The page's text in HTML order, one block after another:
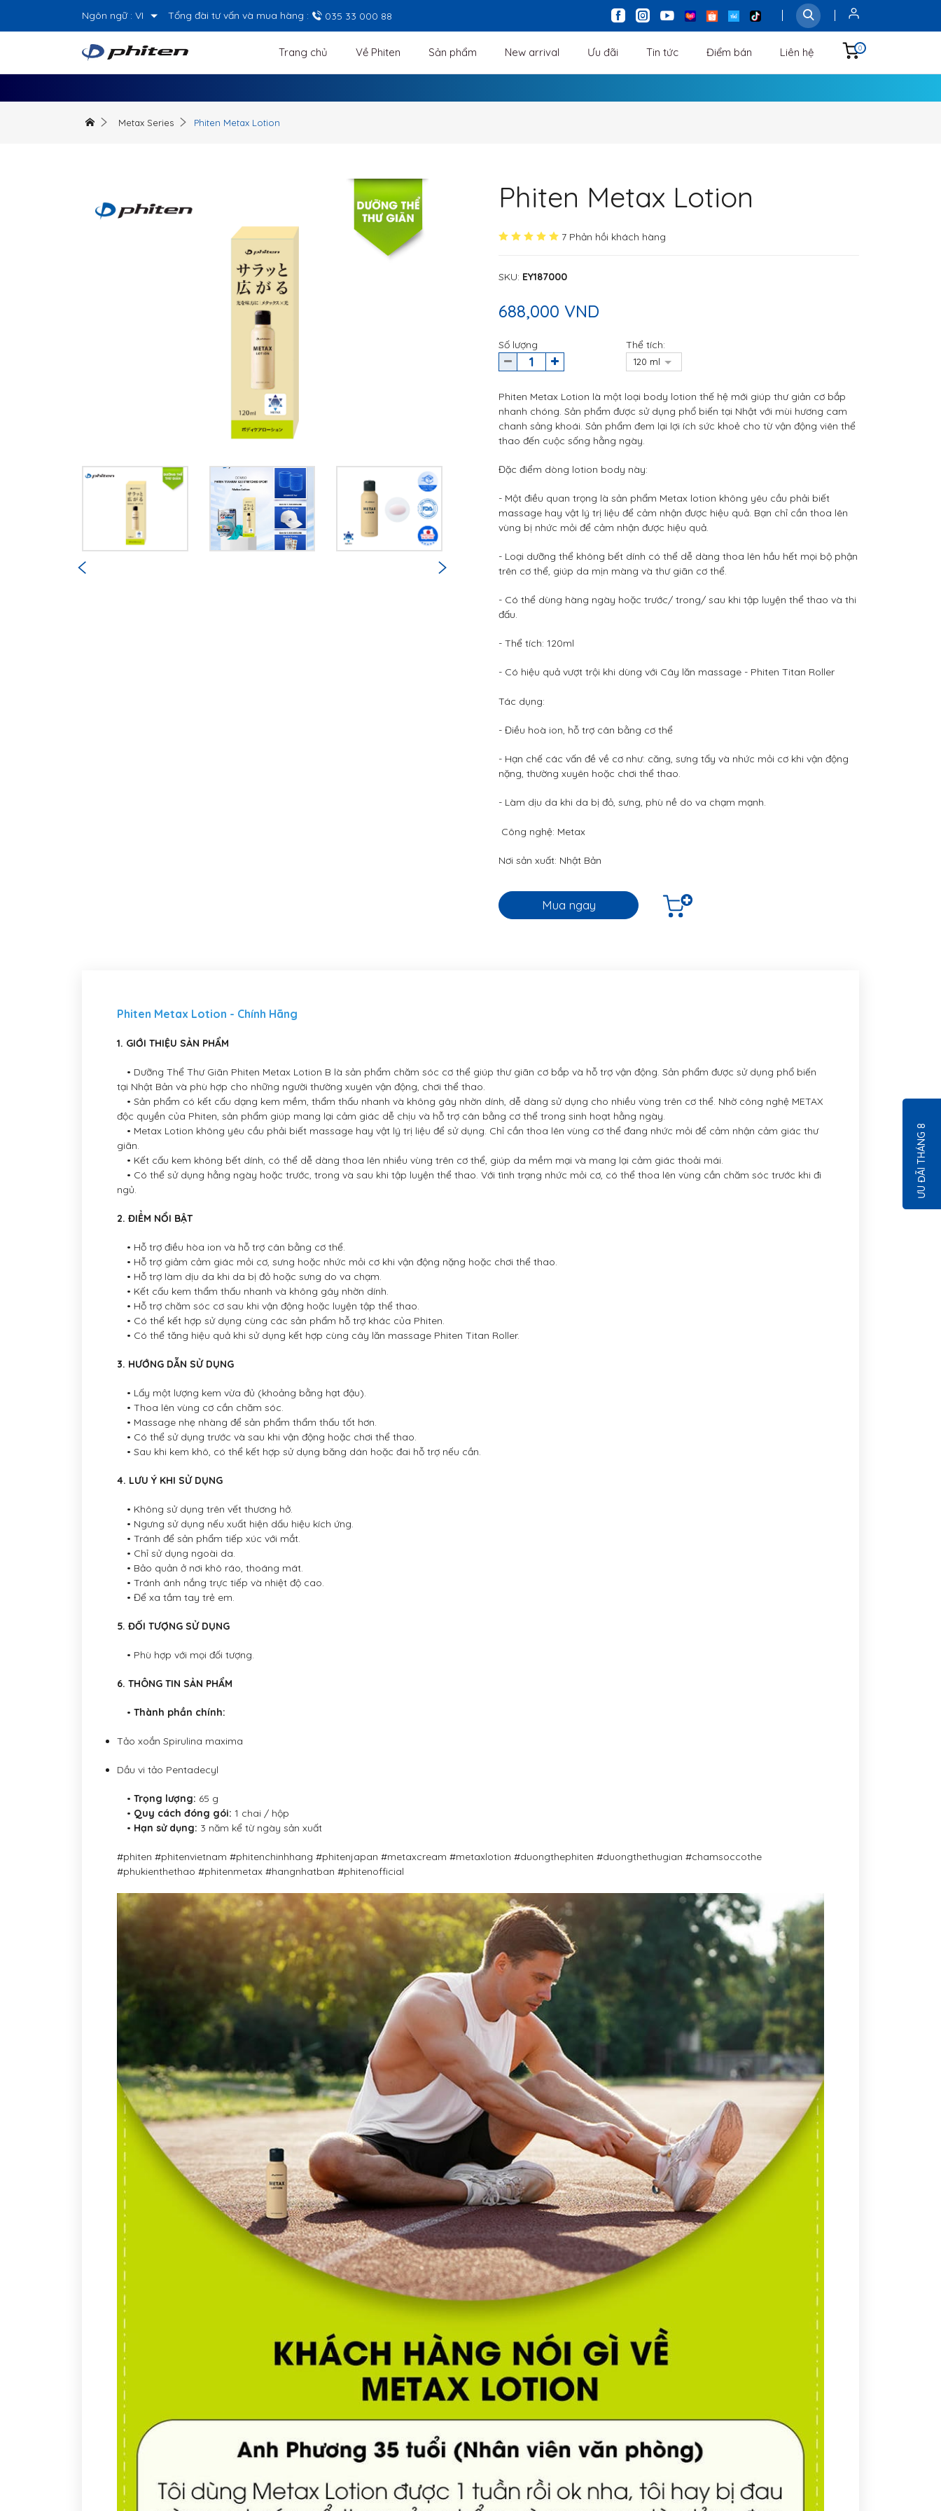
Ngôn ngữ : VI Tổng đài tư vấn và mua hàng : 035 33 000 88
Trang chủ Về Phiten Sản phẩm New arrival Ưu đãi Tin tức Điểm bán Liên hệ 0
Metax Series Phiten Metax Lotion
Phiten Metax Lotion
7 Phản hồi khách hàng
SKU: EY187000
688,000 VND
Số lượng Thể tích:
Phiten Metax Lotion là một loại body lotion thế hệ mới giúp thư giản cơ bắp
nhanh chóng. Sản phẩm được sử dụng phổ biến tại Nhật với mùi hương cam
chanh sảng khoái. Sản phẩm đem lại lợi ích sức khoẻ cho từ vận động viên thể
thao đến cuộc sống hằng ngày.
Đặc điểm dòng lotion body này:
- Một điều quan trọng là sản phẩm Metax lotion không yêu cầu phải biết
massage hay vật lý trị liệu để cảm nhận được hiệu quả. Bạn chỉ cần thoa lên
vùng bị nhức mỏi để cảm nhận được hiệu quả.
- Loại dưỡng thể không bết dính có thể dễ dàng thoa lên hầu hết mọi bộ phận
trên cơ thể, giúp da mịn màng và thư giãn cơ thể.
- Có thể dùng hàng ngày hoặc trước/ trong/ sau khi tập luyện thể thao và thi
đấu.
- Thể tích: 120ml
- Có hiệu quả vượt trội khi dùng với Cây lăn massage - Phiten Titan Roller
Tác dụng:
- Điều hoà ion, hỗ trợ cân bằng cơ thể
- Hạn chế các vấn đề về cơ như: căng, sưng tấy và nhức mỏi cơ khi vận động
nặng, thường xuyên hoặc chơi thể thao.
- Làm dịu da khi da bị đỏ, sưng, phù nề do va chạm mạnh.
Công nghệ: Metax
Nơi sản xuất: Nhật Bản
Mua ngay
Phiten Metax Lotion - Chính Hãng
1. GIỚI THIỆU SẢN PHẨM
• Dưỡng Thể Thư Giãn Phiten Metax Lotion B là sản phẩm chăm sóc cơ thể giúp thư giãn cơ bắp và hỗ trợ vận động. Sản phẩm được sử dụng phổ biến
tại Nhật Bản và phù hợp cho những người thường xuyên vận động, chơi thể thao.
• Sản phẩm có kết cấu dạng kem mềm, thẩm thấu nhanh và không gây nhờn dính, dễ dàng sử dụng cho nhiều vùng trên cơ thể. Nhờ công nghệ METAX
độc quyền của Phiten, sản phẩm giúp mang lại cảm giác dễ chịu và hỗ trợ cân bằng cơ thể trong sinh hoạt hằng ngày.
• Metax Lotion không yêu cầu phải biết massage hay vật lý trị liệu để sử dụng. Chỉ cần thoa lên vùng cơ thể đang nhức mỏi để cảm nhận cảm giác thư
giãn.
• Kết cấu kem không bết dính, có thể dễ dàng thoa lên nhiều vùng trên cơ thể, giúp da mềm mại và mang lại cảm giác thoải mái.
• Có thể sử dụng hằng ngày hoặc trước, trong và sau khi tập luyện thể thao. Với tình trạng nhức mỏi cơ, có thể thoa lên vùng cần chăm sóc trước khi đi
ngủ.
2. ĐIỂM NỔI BẬT
• Hỗ trợ điều hòa ion và hỗ trợ cân bằng cơ thể.
• Hỗ trợ giảm cảm giác mỏi cơ, sưng hoặc nhức mỏi cơ khi vận động nặng hoặc chơi thể thao.
• Hỗ trợ làm dịu da khi da bị đỏ hoặc sưng do va chạm.
• Kết cấu kem thẩm thấu nhanh và không gây nhờn dính.
• Hỗ trợ chăm sóc cơ sau khi vận động hoặc luyện tập thể thao.
• Có thể kết hợp sử dụng cùng các sản phẩm hỗ trợ khác của Phiten.
• Có thể tăng hiệu quả khi sử dụng kết hợp cùng cây lăn massage Phiten Titan Roller.
3. HƯỚNG DẪN SỬ DỤNG
• Lấy một lượng kem vừa đủ (khoảng bằng hạt đậu).
• Thoa lên vùng cơ cần chăm sóc.
• Massage nhẹ nhàng để sản phẩm thẩm thấu tốt hơn.
• Có thể sử dụng trước và sau khi vận động hoặc chơi thể thao.
• Sau khi kem khô, có thể kết hợp sử dụng băng dán hoặc đai hỗ trợ nếu cần.
4. LƯU Ý KHI SỬ DỤNG
• Không sử dụng trên vết thương hở.
• Ngưng sử dụng nếu xuất hiện dấu hiệu kích ứng.
• Tránh để sản phẩm tiếp xúc với mắt.
• Chỉ sử dụng ngoài da.
• Bảo quản ở nơi khô ráo, thoáng mát.
• Tránh ánh nắng trực tiếp và nhiệt độ cao.
• Để xa tầm tay trẻ em.
5. ĐỐI TƯỢNG SỬ DỤNG
• Phù hợp với mọi đối tượng.
6. THÔNG TIN SẢN PHẨM
• Thành phần chính:
Tảo xoắn Spirulina maxima
Dầu vi tảo Pentadecyl
• Trọng lượng: 65 g
• Quy cách đóng gói: 1 chai / hộp
• Hạn sử dụng: 3 năm kể từ ngày sản xuất
#phiten #phitenvietnam #phitenchinhhang #phitenjapan #metaxcream #metaxlotion #duongthephiten #duongthethugian #chamsoccothe
#phukienthethao #phitenmetax #hangnhatban #phitenofficial
ƯU ĐÃI THÁNG 8